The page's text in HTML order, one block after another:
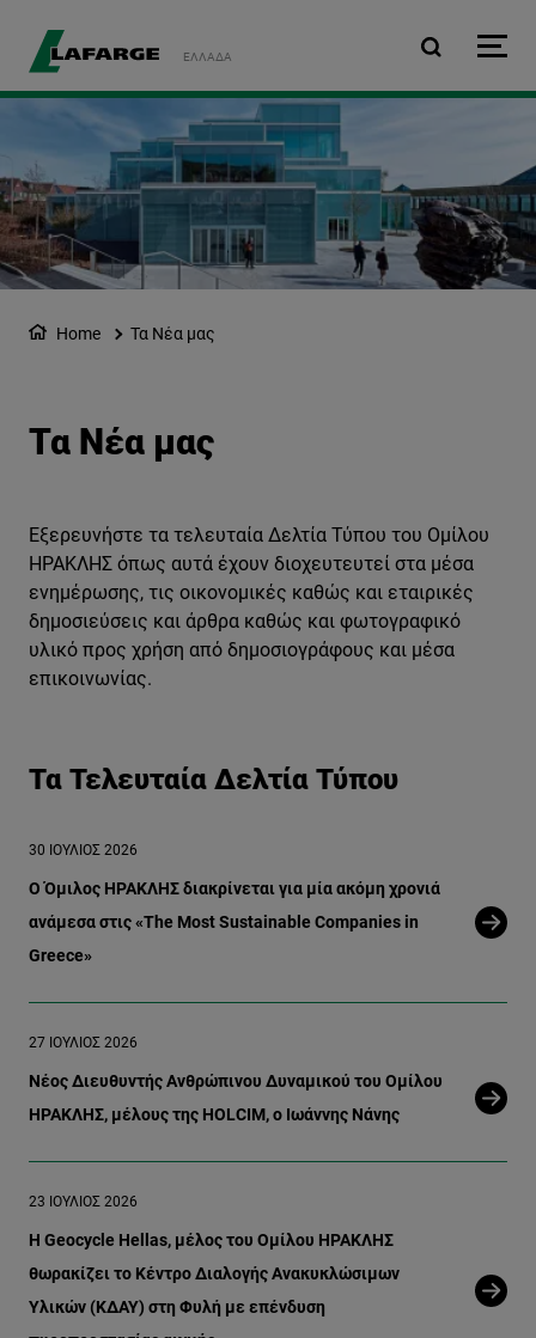
ΕΛΛΆΔΑ
Home Τα Νέα μας
Τα Νέα μας
Εξερευνήστε τα τελευταία Δελτία Τύπου του Ομίλου
ΗΡΑΚΛΗΣ όπως αυτά έχουν διοχευτευτεί στα μέσα
ενημέρωσης, τις οικονομικές καθώς και εταιρικές
δημοσιεύσεις και άρθρα καθώς και φωτογραφικό
υλικό προς χρήση από δημοσιογράφους και μέσα
επικοινωνίας.
Τα Τελευταία Δελτία Τύπου
30 ΙΟΎΛΙΟΣ 2026
Ο Όμιλος ΗΡΑΚΛΗΣ διακρίνεται για μία ακόμη χρονιά
ανάμεσα στις «The Most Sustainable Companies in
Greece»
27 ΙΟΎΛΙΟΣ 2026
Νέος Διευθυντής Ανθρώπινου Δυναμικού του Ομίλου
ΗΡΑΚΛΗΣ, μέλους της HOLCIM, ο Ιωάννης Νάνης
23 ΙΟΎΛΙΟΣ 2026
Η Geocycle Hellas, μέλος του Ομίλου ΗΡΑΚΛΗΣ
θωρακίζει το Κέντρο Διαλογής Ανακυκλώσιμων
Υλικών (ΚΔΑΥ) στη Φυλή με επένδυση